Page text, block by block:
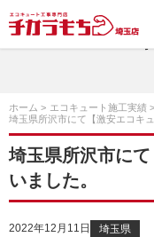
エコ
ホーム エコキュート施工実績
埼玉県所沢市にて【激安エコキ
埼玉県所沢市に
いました。
2022年12月11日 埼玉県